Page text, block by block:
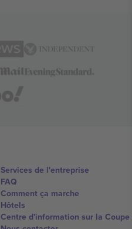
Services de l'entreprise
FAQ
Comment ça marche
Hôtels
Centre d'information sur la Coupe